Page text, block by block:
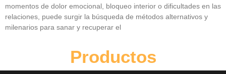
momentos de dolor emocional, bloqueo interior o dificultades en las
relaciones, puede surgir la búsqueda de métodos alternativos y
milenarios para sanar y recuperar el
Productos